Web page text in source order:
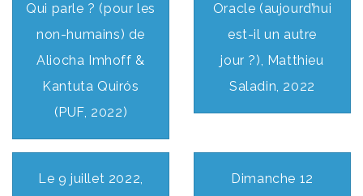
Qui parle ? (pour les
non-humains) de
Aliocha Imhoff &
Kantuta Quirós
(PUF, 2022)
Oracle (aujourd’hui
est-il un autre
jour ?), Matthieu
Saladin, 2022
Le 9 juillet 2022,
Dimanche 12